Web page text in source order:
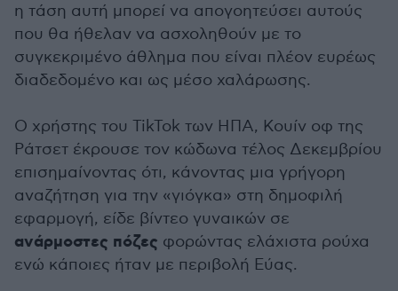
η τάση αυτή μπορεί να απογοητεύσει αυτούς
που θα ήθελαν να ασχοληθούν με το
συγκεκριμένο άθλημα που είναι πλέον ευρέως
διαδεδομένο και ως μέσο χαλάρωσης.
Ο χρήστης του TikTok των ΗΠΑ, Κουίν οφ της
Ράτσετ έκρουσε τον κώδωνα τέλος Δεκεμβρίου
επισημαίνοντας ότι, κάνοντας μια γρήγορη
αναζήτηση για την «γιόγκα» στη δημοφιλή
εφαρμογή, είδε βίντεο γυναικών σε
ανάρμοστες πόζες φορώντας ελάχιστα ρούχα
ενώ κάποιες ήταν με περιβολή Εύας.